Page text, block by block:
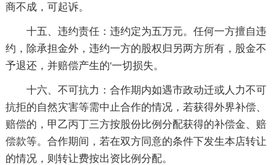
商不成，可起诉。
十五、违约责任：违约定为五万元。任何一方擅自违
约，除承担金外，违约一方的股权归另两方所有，股金不
予退还，并赔偿产生的'一切损失。
十六、不可抗力：合作期内如遇市政动迁或人力不可
抗拒的自然灾害等需中止合作的情况，若获得外界补偿、
赔偿的，甲乙丙丁三方按股份比例分配获得的补偿金、赔
偿款等。合作期间，若在双方同意的条件下发生本店转让
的情况，则转让费按出资比例分配。